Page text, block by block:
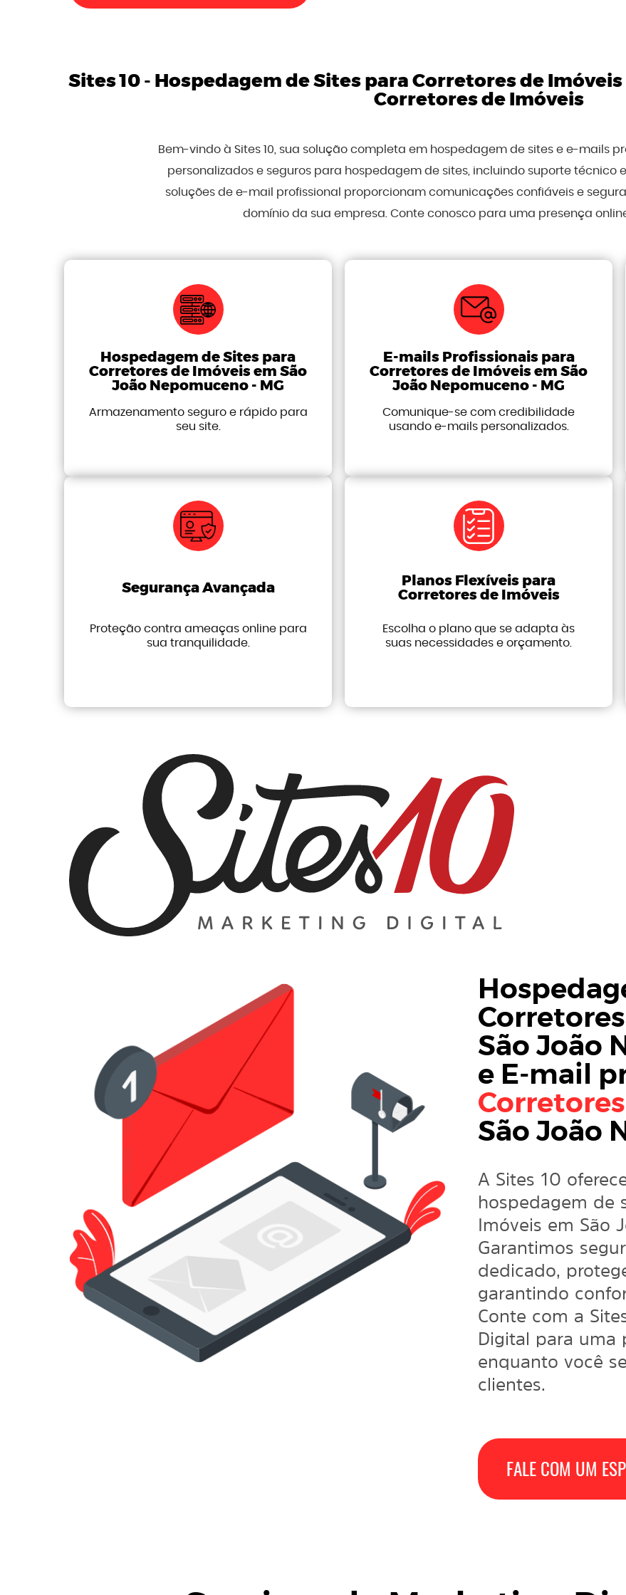
Sites 10 - Hospedagem de Sites para Corretores de Imóveis
Corretores de Imóveis
Bem-vindo à Sites 10, sua solução completa em hospedagem de sites e e-mails
personalizados e seguros para hospedagem de sites, incluindo suporte técnico
soluções de e-mail profissional proporcionam comunicações confiáveis e
domínio da sua empresa. Conte conosco para uma presença
Hospedagem de Sites para
Corretores de Imóveis em São
João Nepomuceno - MG
Armazenamento seguro e rápido para
seu site.
E-mails Profissionais para
Corretores de Imóveis em São
João Nepomuceno - MG
Comunique-se com credibilidade
usando e-mails personalizados.
Segurança Avançada
Proteção contra ameaças online para
sua tranquilidade.
Planos Flexíveis para
Corretores de Imóveis
Escolha o plano que se adapta às
suas necessidades e orçamento.
São João
e E-mail
São João
A Sites 10
hospedagem de
Imóveis em São
Garantimos
dedicado,
garantindo
Conte com a
Digital para uma
enquanto você
clientes.
FALE COM UM